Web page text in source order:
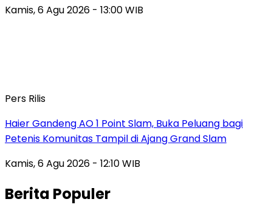
Kamis, 6 Agu 2026 - 13:00 WIB
Pers Rilis
Haier Gandeng AO 1 Point Slam, Buka Peluang bagi
Petenis Komunitas Tampil di Ajang Grand Slam
Kamis, 6 Agu 2026 - 12:10 WIB
Berita Populer